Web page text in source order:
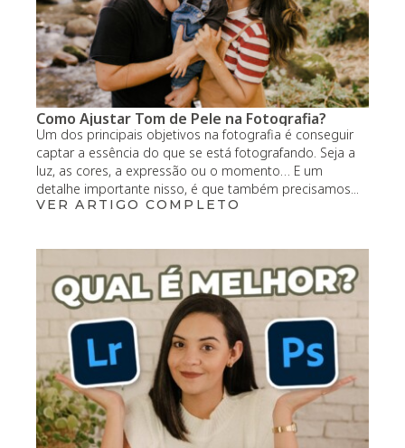
Como Ajustar Tom de Pele na Fotografia?
Um dos principais objetivos na fotografia é conseguir
captar a essência do que se está fotografando. Seja a
luz, as cores, a expressão ou o momento… E um
detalhe importante nisso, é que também precisamos...
VER ARTIGO COMPLETO